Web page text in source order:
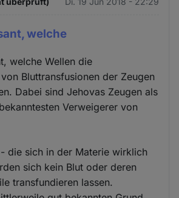
welche
welche Wellen die
Bluttransfusionen der Zeugen
Dabei sind Jehovas Zeugen als
Verweigerer von
die sich in der Materie wirklich
sich kein Blut oder deren
transfundieren lassen.